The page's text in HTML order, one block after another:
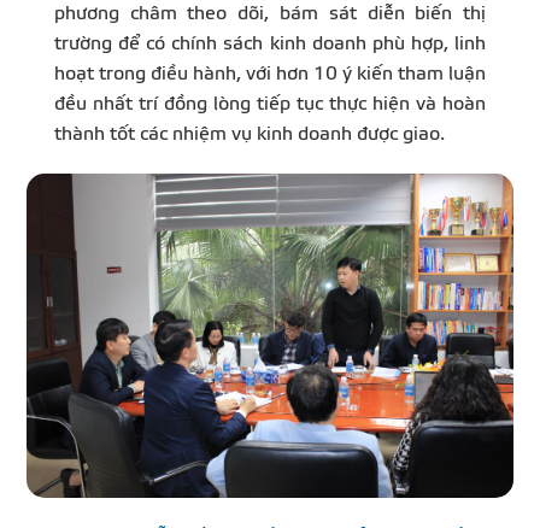
phương châm theo dõi, bám sát diễn biến thị
trường để có chính sách kinh doanh phù hợp, linh
hoạt trong điều hành, với hơn 10 ý kiến tham luận
đều nhất trí đồng lòng tiếp tục thực hiện và hoàn
thành tốt các nhiệm vụ kinh doanh được giao.